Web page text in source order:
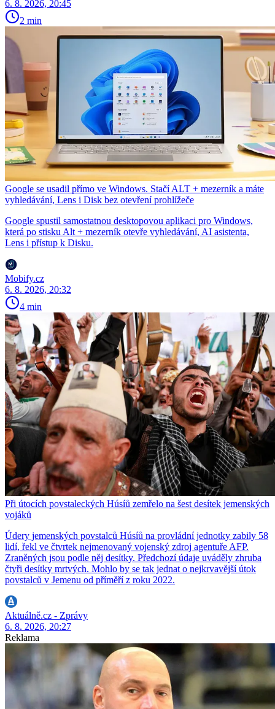
6. 8. 2026, 20:45
2 min
Google se usadil přímo ve Windows. Stačí ALT + mezerník a máte
vyhledávání, Lens i Disk bez otevření prohlížeče
Google spustil samostatnou desktopovou aplikaci pro Windows,
která po stisku Alt + mezerník otevře vyhledávání, AI asistenta,
Lens i přístup k Disku.
Mobify.cz
6. 8. 2026, 20:32
4 min
Při útocích povstaleckých Húsíů zemřelo na šest desítek jemenských
vojáků
Údery jemenských povstalců Húsíů na provládní jednotky zabily 58
lidí, řekl ve čtvrtek nejmenovaný vojenský zdroj agentuře AFP.
Zraněných jsou podle něj desítky. Předchozí údaje uváděly zhruba
čtyři desítky mrtvých. Mohlo by se tak jednat o nejkrvavější útok
povstalců v Jemenu od příměří z roku 2022.
Aktuálně.cz - Zprávy
6. 8. 2026, 20:27
Reklama